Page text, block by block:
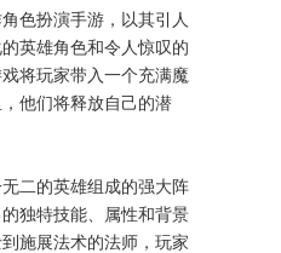
色扮演手游，以其引人
英雄角色和令人惊叹的
将玩家带入一个充满魔
他们将释放自己的潜
无二的英雄组成的强大阵
独特技能、属性和背景
施展法术的法师，玩家